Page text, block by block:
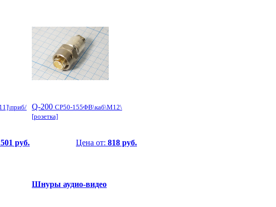
руб.
Q-200 СР50-155ФВ\каб\М12\
[розетка]
Цена от: 818 руб.
Шнуры аудио-видео